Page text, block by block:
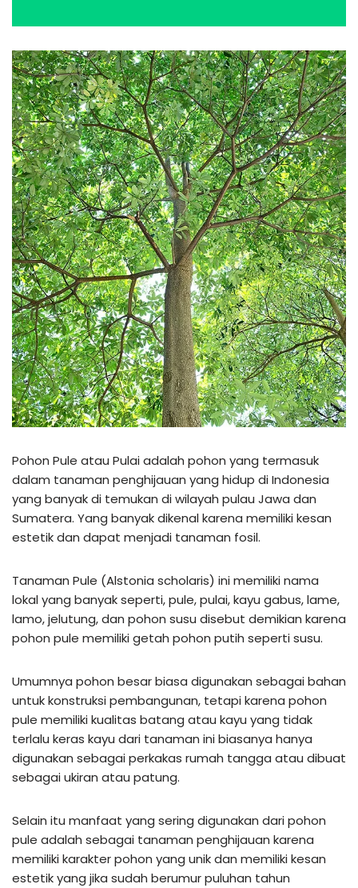
Pohon Pule atau Pulai adalah pohon yang termasuk
dalam tanaman penghijauan yang hidup di Indonesia
yang banyak di temukan di wilayah pulau Jawa dan
Sumatera. Yang banyak dikenal karena memiliki kesan
estetik dan dapat menjadi tanaman fosil.
Tanaman Pule (Alstonia scholaris) ini memiliki nama
lokal yang banyak seperti, pule, pulai, kayu gabus, lame,
lamo, jelutung, dan pohon susu disebut demikian karena
pohon pule memiliki getah pohon putih seperti susu.
Umumnya pohon besar biasa digunakan sebagai bahan
untuk konstruksi pembangunan, tetapi karena pohon
pule memiliki kualitas batang atau kayu yang tidak
terlalu keras kayu dari tanaman ini biasanya hanya
digunakan sebagai perkakas rumah tangga atau dibuat
sebagai ukiran atau patung.
Selain itu manfaat yang sering digunakan dari pohon
pule adalah sebagai tanaman penghijauan karena
memiliki karakter pohon yang unik dan memiliki kesan
estetik yang jika sudah berumur puluhan tahun